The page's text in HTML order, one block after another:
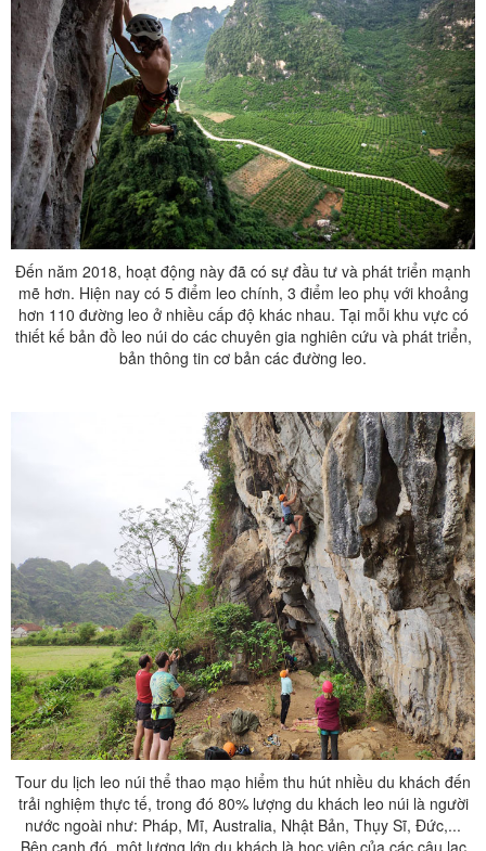
Đến năm 2018, hoạt động này đã có sự đầu tư và phát triển mạnh
mẽ hơn. Hiện nay có 5 điểm leo chính, 3 điểm leo phụ với khoảng
hơn 110 đường leo ở nhiều cấp độ khác nhau. Tại mỗi khu vực có
thiết kế bản đồ leo núi do các chuyên gia nghiên cứu và phát triển,
bản thông tin cơ bản các đường leo.
Tour du lịch leo núi thể thao mạo hiểm thu hút nhiều du khách đến
trải nghiệm thực tế, trong đó 80% lượng du khách leo núi là người
nước ngoài như: Pháp, Mĩ, Australia, Nhật Bản, Thụy Sĩ, Đức,...
Bên cạnh đó, một lượng lớn du khách là học viên của các câu lạc